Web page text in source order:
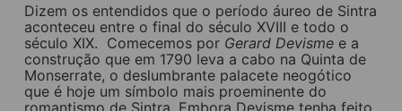
Dizem os entendidos que o período áureo de Sintra
aconteceu entre o final do século XVIII e todo o
século XIX. Comecemos por Gerard Devisme e a
construção que em 1790 leva a cabo na Quinta de
Monserrate, o deslumbrante palacete neogótico
que é hoje um símbolo mais proeminente do
romantismo de Sintra. Embora Devisme tenha feito